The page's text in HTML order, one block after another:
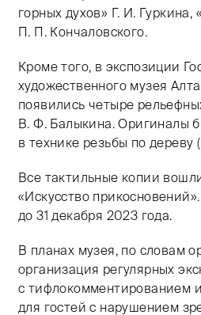
горных духов» Г. И. Гуркина,
П. П. Кончаловского.
Кроме того, в экспозиции
художественного музея
появились четыре
В. Ф. Балыкина. Оригиналы
в технике резьбы по дереву
Все тактильные копии
«Искусство
до 31 декабря 2023 года.
В планах музея, по словам
организация регулярных
с тифлокомментированием
для гостей с нарушением